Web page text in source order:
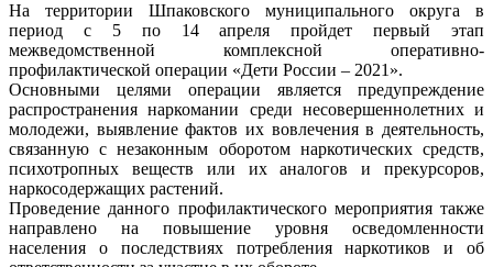
На территории Шпаковского муниципального округа в
период с 5 по 14 апреля пройдет первый этап
межведомственной комплексной оперативно-
профилактической операции «Дети России – 2021».
Основными целями операции является предупреждение
распространения наркомании среди несовершеннолетних и
молодежи, выявление фактов их вовлечения в деятельность,
связанную с незаконным оборотом наркотических средств,
психотропных веществ или их аналогов и прекурсоров,
наркосодержащих растений.
Проведение данного профилактического мероприятия также
направлено на повышение уровня осведомленности
населения о последствиях потребления наркотиков и об